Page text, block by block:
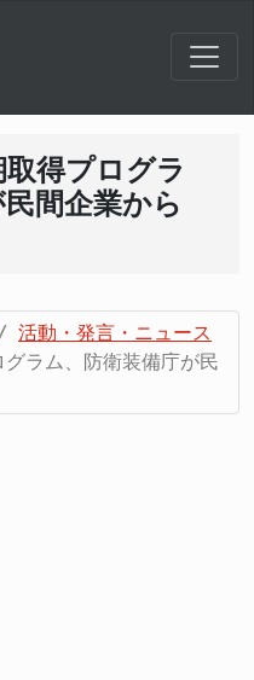
得プログラ
間企業から
活動・発言・ニュース
ラム、防衛装備庁が民